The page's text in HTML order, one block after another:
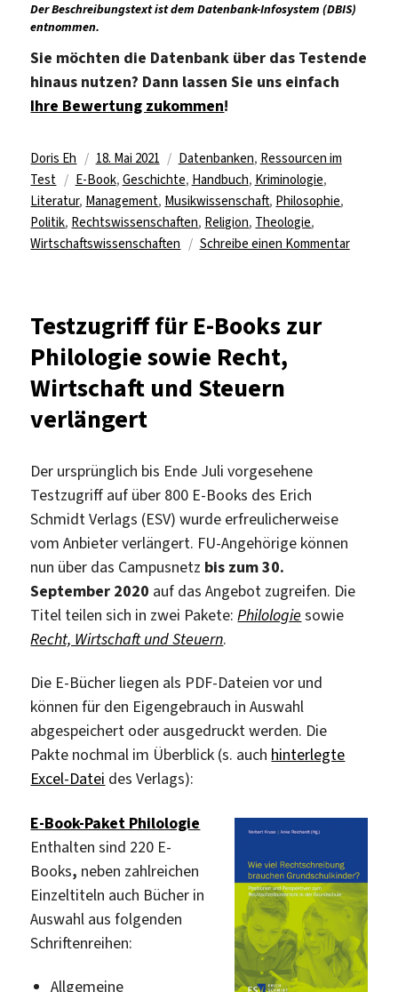
Der Beschreibungstext ist dem Datenbank-Infosystem (DBIS)
entnommen.
Sie möchten die Datenbank über das Testende
hinaus nutzen? Dann lassen Sie uns einfach
Ihre Bewertung zukommen!
Autor
Doris Eh
Veröffentlicht
am
18. Mai 2021 Kategorien
Datenbanken, Ressourcen im
Test
Schlagwörter
E-Book, Geschichte, Handbuch, Kriminologie,
Literatur, Management, Musikwissenschaft, Philosophie,
Politik, Rechtswissenschaften, Religion, Theologie,
Wirtschaftswissenschaften
Schreibe einen Kommentarzu
Testzugriff für E-Books zur
Philologie sowie Recht,
Wirtschaft und Steuern
verlängert
Der ursprünglich bis Ende Juli vorgesehene
Testzugriff auf über 800 E-Books des Erich
Schmidt Verlags (ESV) wurde erfreulicherweise
vom Anbieter verlängert. FU-Angehörige können
nun über das Campusnetz bis zum 30.
September 2020 auf das Angebot zugreifen. Die
Titel teilen sich in zwei Pakete:Philologie sowie
Recht, Wirtschaft und Steuern.
Die E-Bücher liegen als PDF-Dateien vor und
können für den Eigengebrauch in Auswahl
abgespeichert oder ausgedruckt werden. Die
Pakte nochmal im Überblick (s. auch hinterlegte
Excel-Datei des Verlags):
E-Book-Paket Philologie
Enthalten sind 220 E-
Books, neben zahlreichen
Einzeltiteln auch Bücher in
Auswahl aus folgenden
Schriftenreihen:
Allgemeine